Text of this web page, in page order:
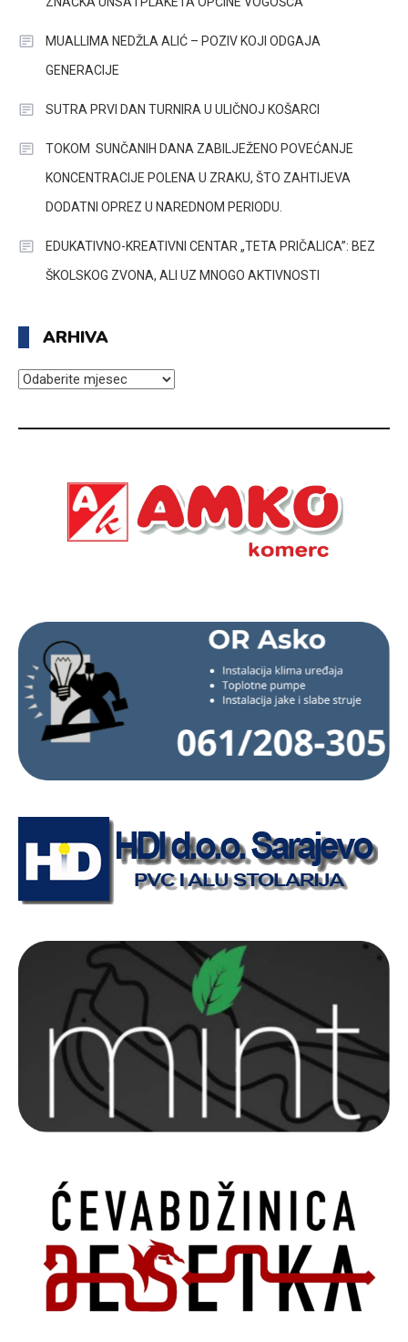
MUALLIMA NEDŽLA ALIĆ – POZIV KOJI ODGAJA
GENERACIJE
SUTRA PRVI DAN TURNIRA U ULIČNOJ KOŠARCI
TOKOM SUNČANIH DANA ZABILJEŽENO POVEĆANJE
KONCENTRACIJE POLENA U ZRAKU, ŠTO ZAHTIJEVA
DODATNI OPREZ U NAREDNOM PERIODU.
EDUKATIVNO-KREATIVNI CENTAR „TETA PRIČALICA”: BEZ
ŠKOLSKOG ZVONA, ALI UZ MNOGO AKTIVNOSTI
ARHIVA
ARHIVA